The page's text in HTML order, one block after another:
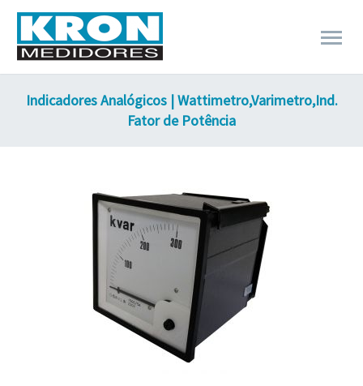
Indicadores Analógicos | Wattimetro,Varimetro,Ind.
Fator de Potência